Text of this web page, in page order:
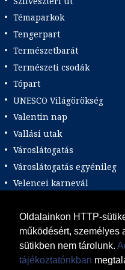
Oldalainkon HTTP-
működésért, személyes
sütikben nem tárolunk.
tájékoztatónkban
Témaparkok
Tengerpart
Természetbarát
Természeti csodák
Tópart
UNESCO Világörökség
Valentin nap
Vallási utak
Városlátogatás
Városlátogatás egyénileg
Velencei karnevál
Wellness
Zene tematika
Adults only Incentive